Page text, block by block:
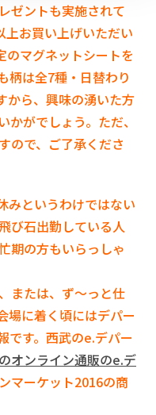
ゼントも実施されて
上お買い上げいただい
のマグネットシートを
柄は全7種・日替わり
から、興味の湧いた方
がでしょう。ただ、
ので、ご了承くださ
みというわけではない
び石出勤している人
期の方もいらっしゃ
または、ず～っと仕
場に着く頃にはデパー
です。西武のe.デパー
オンライン通販のe.デ
マーケット2016の商